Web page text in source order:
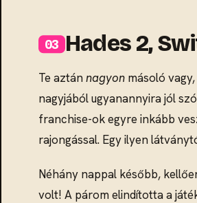
Hades 2,
Te aztánnagyonmásoló vagy,
nagyjából ugyanannyira jól
franchise-ok egyre inkább
rajongással. Egy ilyen
Néhány nappal később,
volt! A párom elindította a